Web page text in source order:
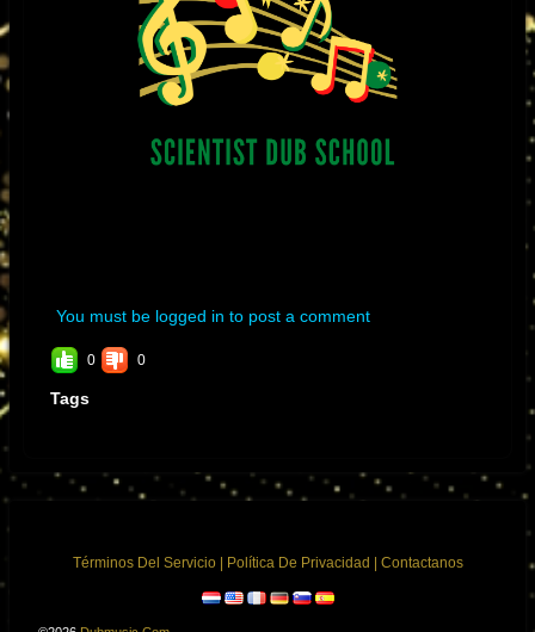
You must be logged in to post a comment
0 0
Tags
Términos Del Servicio| Política De Privacidad | Contactanos